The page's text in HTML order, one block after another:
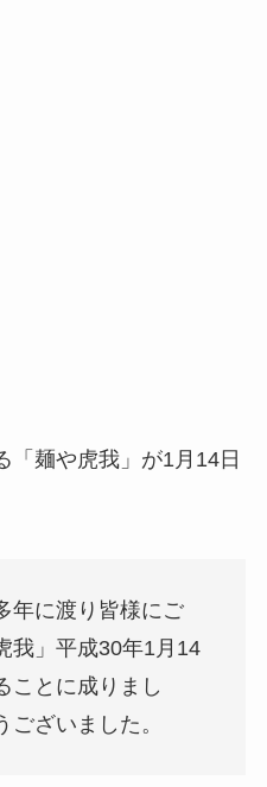
「麺や虎我」が1月14日
年に渡り皆様にご
我」平成30年1月14
ことに成りまし
ざいました。